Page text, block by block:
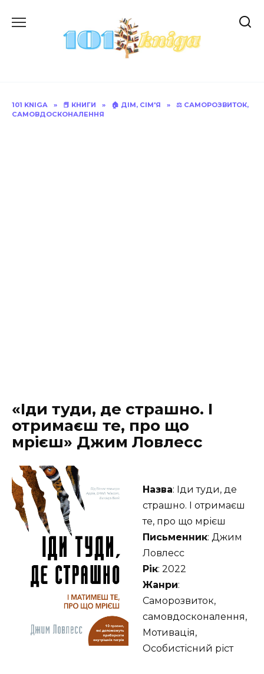
до
101 KNIGA » 📕 КНИГИ » 🏠 ДІМ, СІМ'Я »
⚖️ САМОРОЗВИТОК,
САМОВДОСКОНАЛЕННЯ
«Іди туди, де страшно. І
отримаєш те, про що
мрієш» Джим Ловлесс
Назва: Іди туди, де
страшно. І отримаєш
те, про що мрієш
Письменник: Джим
Ловлесс
Рік: 2022
Жанри:
Саморозвиток,
самовдосконалення,
Мотивація,
Особистісний ріст